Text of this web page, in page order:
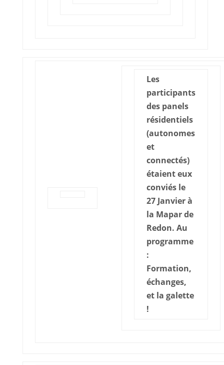
Les
participants
des panels
résidentiels
(autonomes
et
connectés)
étaient eux
conviés le
27 Janvier à
la Mapar de
Redon. Au
programme
:
Formation,
échanges,
et la galette
!